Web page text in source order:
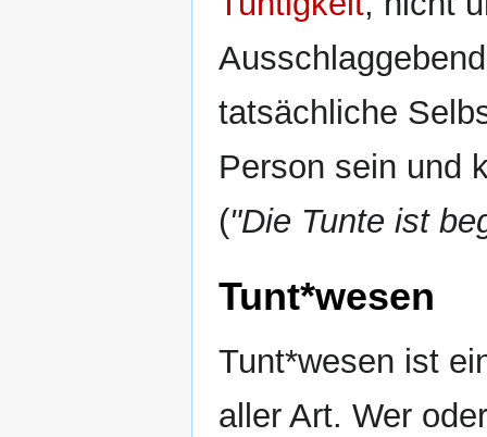
tatsächliche
Person sein und
("Die Tunte ist
Tunt*wesen
Tunt*wesen ist
aller Art. Wer